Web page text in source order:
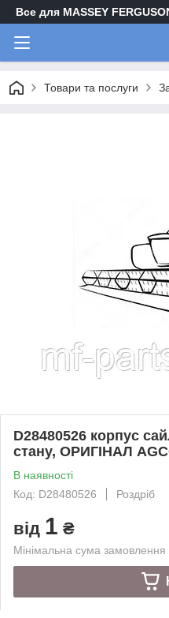
Все для MASSEY
Товари та послуги
D28480526 корпус
стану, ОРИГІНАЛ
В наявності
Код: D28480526
Роздріб
від 1 ₴
Мінімальна сума